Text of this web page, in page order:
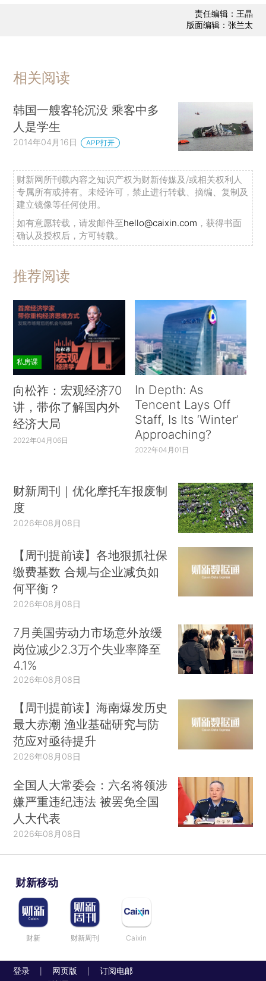
责任编辑：王晶
版面编辑：张兰太
相关阅读
韩国一艘客轮沉没 乘客中多
人是学生
2014年04月16日 APP打开
财新网所刊载内容之知识产权为财新传媒及/或相关权利人
专属所有或持有。未经许可，禁止进行转载、摘编、复制及
建立镜像等任何使用。
如有意愿转载，请发邮件至hello@caixin.com ，获得书面
确认及授权后，方可转载。
推荐阅读
私房课
向松祚：宏观经济70
讲，带你了解国内外
经济大局
2022年04月06日
In Depth: As
Tencent Lays Off
Staff, Is Its ‘Winter’
Approaching?
2022年04月01日
财新周刊｜优化摩托车报废制
度
2026年08月08日
【周刊提前读】各地狠抓社保
缴费基数 合规与企业减负如
何平衡？
2026年08月08日
7月美国劳动力市场意外放缓
岗位减少2.3万个失业率降至
4.1%
2026年08月08日
【周刊提前读】海南爆发历史
最大赤潮 渔业基础研究与防
范应对亟待提升
2026年08月08日
全国人大常委会：六名将领涉
嫌严重违纪违法 被罢免全国
人大代表
2026年08月08日
财新移动
财新 财新周刊 Caixin
登录 网页版 订阅电邮